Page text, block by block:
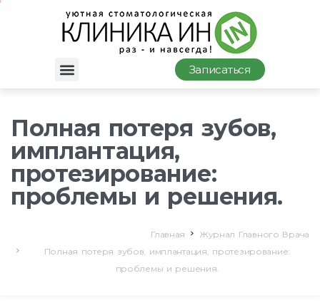
Записаться
Полная потеря зубов,
имплантация,
протезирование:
проблемы и решения.
Главная
Журнал Главного Врача
Полная потеря зубов, имплантация, протезирование:
проблемы и решения.